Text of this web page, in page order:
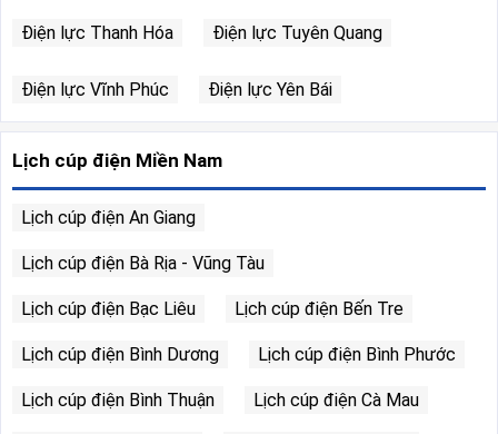
Điện lực Thanh Hóa Điện lực Tuyên Quang
Điện lực Vĩnh Phúc Điện lực Yên Bái
Lịch cúp điện Miền Nam
Lịch cúp điện An Giang
Lịch cúp điện Bà Rịa - Vũng Tàu
Lịch cúp điện Bạc Liêu Lịch cúp điện Bến Tre
Lịch cúp điện Bình Dương Lịch cúp điện Bình Phước
Lịch cúp điện Bình Thuận Lịch cúp điện Cà Mau